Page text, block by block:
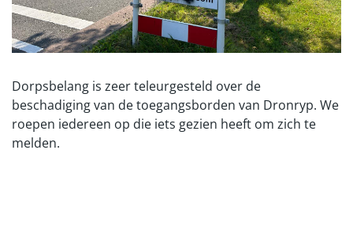
Dorpsbelang is zeer teleurgesteld over de
beschadiging van de toegangsborden van Dronryp. We
roepen iedereen op die iets gezien heeft om zich te
melden.